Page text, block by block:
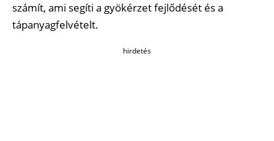
számít, ami segíti a gyökérzet fejlődését és a
tápanyagfelvételt.
hirdetés